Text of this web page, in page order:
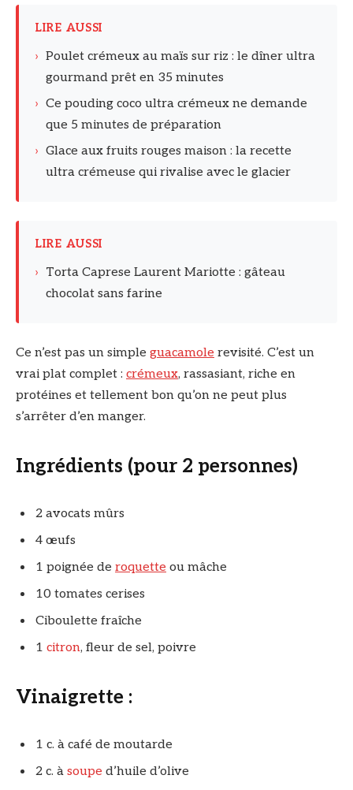
LIRE AUSSI
› Poulet crémeux au maïs sur riz : le dîner ultra
gourmand prêt en 35 minutes
› Ce pouding coco ultra crémeux ne demande
que 5 minutes de préparation
› Glace aux fruits rouges maison : la recette
ultra crémeuse qui rivalise avec le glacier
LIRE AUSSI
› Torta Caprese Laurent Mariotte : gâteau
chocolat sans farine
Ce n’est pas un simple guacamole revisité. C’est un
vrai plat complet : crémeux, rassasiant, riche en
protéines et tellement bon qu’on ne peut plus
s’arrêter d’en manger.
Ingrédients (pour 2 personnes)
2 avocats mûrs
4 œufs
1 poignée de roquette ou mâche
10 tomates cerises
Ciboulette fraîche
1 citron, fleur de sel, poivre
Vinaigrette :
1 c. à café de moutarde
2 c. à soupe d’huile d’olive